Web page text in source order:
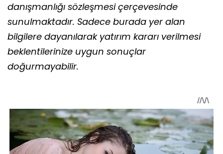
danışmanlığı sözleşmesi çerçevesinde
sunulmaktadır. Sadece burada yer alan
bilgilere dayanılarak yatırım kararı verilmesi
beklentilerinize uygun sonuçlar
doğurmayabilir.